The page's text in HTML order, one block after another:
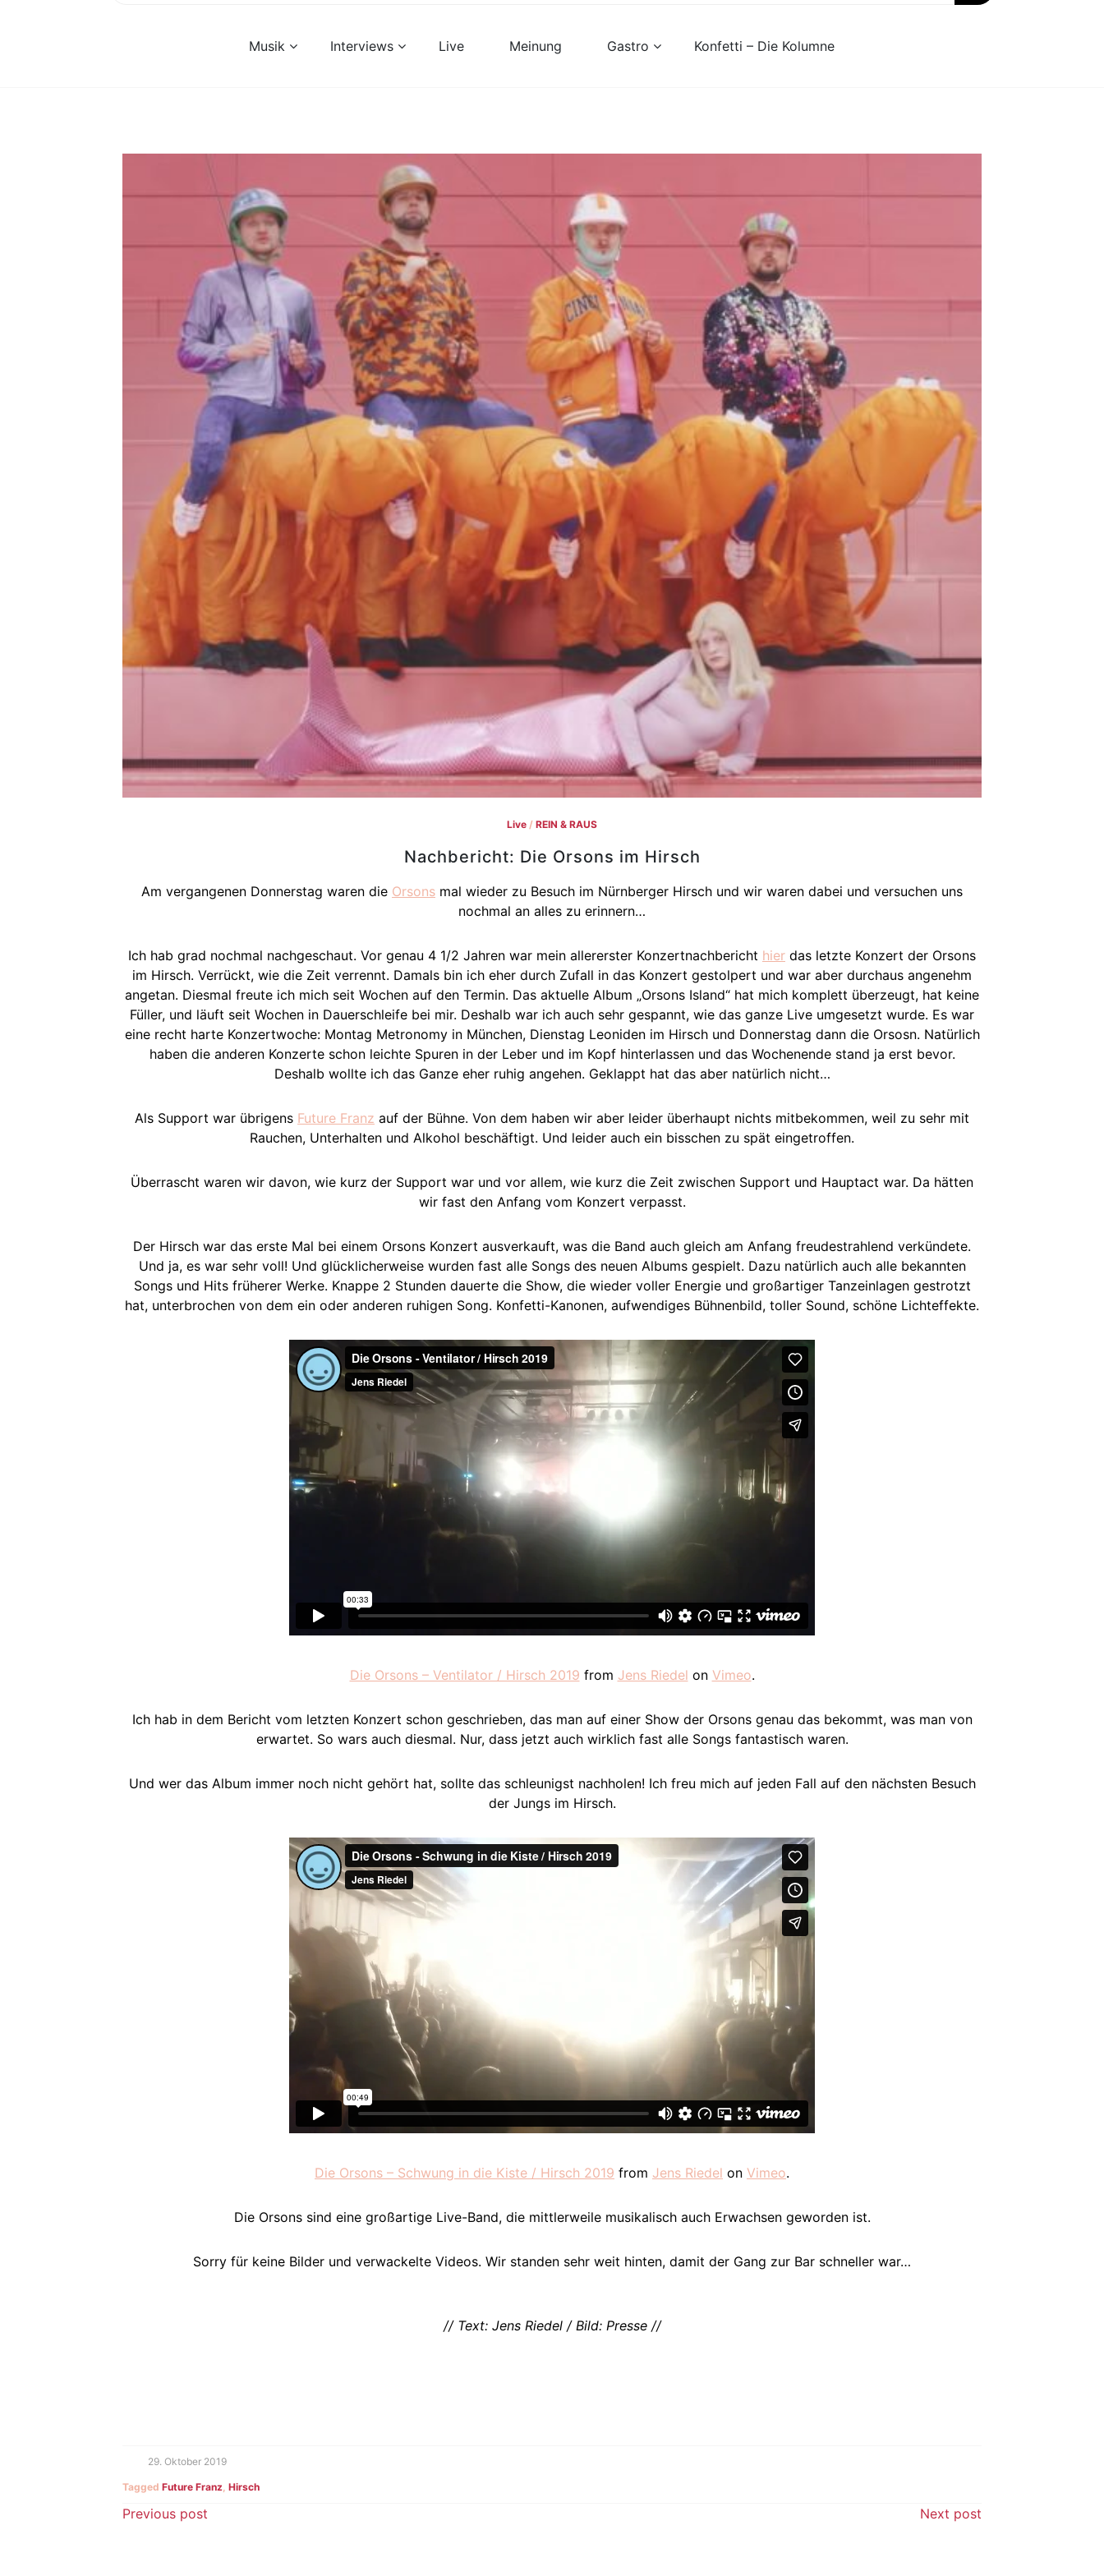
Musik Interviews Live Meinung Gastro Konfetti – Die Kolumne
Live / REIN & RAUS
Nachbericht: Die Orsons im Hirsch
Am vergangenen Donnerstag waren die Orsons mal wieder zu Besuch im Nürnberger Hirsch und wir waren dabei und versuchen uns
nochmal an alles zu erinnern…
Ich hab grad nochmal nachgeschaut. Vor genau 4 1/2 Jahren war mein allererster Konzertnachbericht hier das letzte Konzert der Orsons
im Hirsch. Verrückt, wie die Zeit verrennt. Damals bin ich eher durch Zufall in das Konzert gestolpert und war aber durchaus angenehm
angetan. Diesmal freute ich mich seit Wochen auf den Termin. Das aktuelle Album „Orsons Island“ hat mich komplett überzeugt, hat keine
Füller, und läuft seit Wochen in Dauerschleife bei mir. Deshalb war ich auch sehr gespannt, wie das ganze Live umgesetzt wurde. Es war
eine recht harte Konzertwoche: Montag Metronomy in München, Dienstag Leoniden im Hirsch und Donnerstag dann die Orsosn. Natürlich
haben die anderen Konzerte schon leichte Spuren in der Leber und im Kopf hinterlassen und das Wochenende stand ja erst bevor.
Deshalb wollte ich das Ganze eher ruhig angehen. Geklappt hat das aber natürlich nicht…
Als Support war übrigens Future Franz auf der Bühne. Von dem haben wir aber leider überhaupt nichts mitbekommen, weil zu sehr mit
Rauchen, Unterhalten und Alkohol beschäftigt. Und leider auch ein bisschen zu spät eingetroffen.
Überrascht waren wir davon, wie kurz der Support war und vor allem, wie kurz die Zeit zwischen Support und Hauptact war. Da hätten
wir fast den Anfang vom Konzert verpasst.
Der Hirsch war das erste Mal bei einem Orsons Konzert ausverkauft, was die Band auch gleich am Anfang freudestrahlend verkündete.
Und ja, es war sehr voll! Und glücklicherweise wurden fast alle Songs des neuen Albums gespielt. Dazu natürlich auch alle bekannten
Songs und Hits früherer Werke. Knappe 2 Stunden dauerte die Show, die wieder voller Energie und großartiger Tanzeinlagen gestrotzt
hat, unterbrochen von dem ein oder anderen ruhigen Song. Konfetti-Kanonen, aufwendiges Bühnenbild, toller Sound, schöne Lichteffekte.
Die Orsons – Ventilator / Hirsch 2019 from Jens Riedel on Vimeo.
Ich hab in dem Bericht vom letzten Konzert schon geschrieben, das man auf einer Show der Orsons genau das bekommt, was man von
erwartet. So wars auch diesmal. Nur, dass jetzt auch wirklich fast alle Songs fantastisch waren.
Und wer das Album immer noch nicht gehört hat, sollte das schleunigst nachholen! Ich freu mich auf jeden Fall auf den nächsten Besuch
der Jungs im Hirsch.
Die Orsons – Schwung in die Kiste / Hirsch 2019 from Jens Riedel on Vimeo.
Die Orsons sind eine großartige Live-Band, die mittlerweile musikalisch auch Erwachsen geworden ist.
Sorry für keine Bilder und verwackelte Videos. Wir standen sehr weit hinten, damit der Gang zur Bar schneller war…
// Text: Jens Riedel / Bild: Presse //
29. Oktober 2019
TaggedFuture Franz ,Hirsch
Beitragsnavigation
Previous post Next post